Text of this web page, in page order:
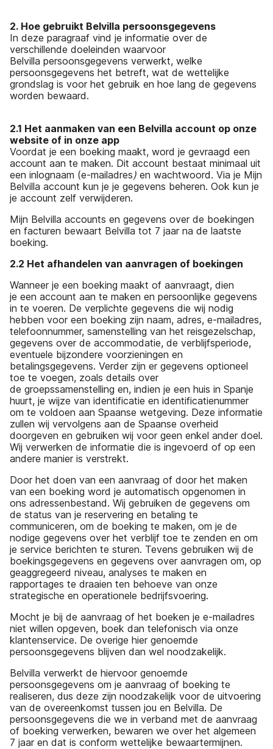
2. Hoe gebruikt Belvilla persoonsgegevens
In deze paragraaf vind je informatie over de
verschillende doeleinden waarvoor
Belvilla persoonsgegevens verwerkt, welke
persoonsgegevens het betreft, wat de wettelijke
grondslag is voor het gebruik en hoe lang de gegevens
worden bewaard.
2.1 Het aanmaken van een Belvilla account op onze
website of in onze app
Voordat je een boeking maakt, word je gevraagd een
account aan te maken. Dit account bestaat minimaal uit
een inlognaam (e-mailadres) en wachtwoord. Via je Mijn
Belvilla account kun je je gegevens beheren. Ook kun je
je account zelf verwijderen.
Mijn Belvilla accounts en gegevens over de boekingen
en facturen bewaart Belvilla tot 7 jaar na de laatste
boeking.
2.2 Het afhandelen van aanvragen of boekingen
Wanneer je een boeking maakt of aanvraagt, dien
je een account aan te maken en persoonlijke gegevens
in te voeren. De verplichte gegevens die wij nodig
hebben voor een boeking zijn naam, adres, e-mailadres,
telefoonnummer, samenstelling van het reisgezelschap,
gegevens over de accommodatie, de verblijfsperiode,
eventuele bijzondere voorzieningen en
betalingsgegevens. Verder zijn er gegevens optioneel
toe te voegen, zoals details over
de groepssamenstelling en, indien je een huis in Spanje
huurt, je wijze van identificatie en identificatienummer
om te voldoen aan Spaanse wetgeving. Deze informatie
zullen wij vervolgens aan de Spaanse overheid
doorgeven en gebruiken wij voor geen enkel ander doel.
Wij verwerken de informatie die is ingevoerd of op een
andere manier is verstrekt.
Door het doen van een aanvraag of door het maken
van een boeking word je automatisch opgenomen in
ons adressenbestand. Wij gebruiken de gegevens om
de status van je reservering en betaling te
communiceren, om de boeking te maken, om je de
nodige gegevens over het verblijf toe te zenden en om
je service berichten te sturen. Tevens gebruiken wij de
boekingsgegevens en gegevens over aanvragen om, op
geaggregeerd niveau, analyses te maken en
rapportages te draaien ten behoeve van onze
strategische en operationele bedrijfsvoering.
Mocht je bij de aanvraag of het boeken je e-mailadres
niet willen opgeven, boek dan telefonisch via onze
klantenservice. De overige hier genoemde
persoonsgegevens blijven dan wel noodzakelijk.
Belvilla verwerkt de hiervoor genoemde
persoonsgegevens om je aanvraag of boeking te
realiseren, dus deze zijn noodzakelijk voor de uitvoering
van de overeenkomst tussen jou en Belvilla. De
persoonsgegevens die we in verband met de aanvraag
of boeking verwerken, bewaren we over het algemeen
7 jaar en dat is conform wettelijke bewaartermijnen.